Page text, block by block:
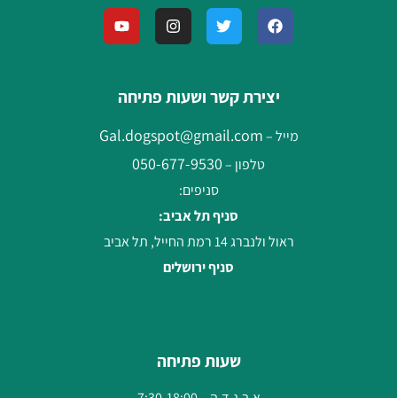
יצירת קשר ושעות פתיחה
מייל –Gal.dogspot@gmail.com
טלפון –050-677-9530
סניפים:
סניף תל אביב:
ראול ולנברג 14 רמת החייל, תל אביב
סניף ירושלים
שעות פתיחה